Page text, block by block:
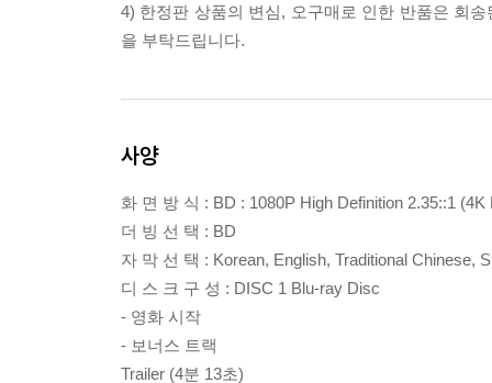
4) 한정판 상품의 변심, 오구매로 인한 반품은 회
을 부탁드립니다.
사양
화 면 방 식 : BD : 1080P High Definition 2.35::1 (4K
더 빙 선 택 : BD
자 막 선 택 : Korean, English, Traditional Chinese,
디 스 크 구 성 : DISC 1 Blu-ray Disc
- 영화 시작
- 보너스 트랙
Trailer (4분 13초)